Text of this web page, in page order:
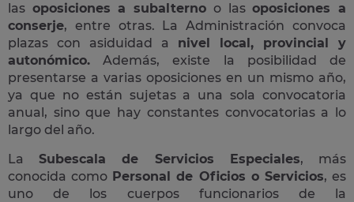
las oposiciones a subalterno o lasoposiciones a
conserje, entre otras. La Administración convoca
plazas con asiduidad a nivel local, provincial y
autonómico. Además, existe la posibilidad de
presentarse a varias oposiciones en un mismo año,
ya que no están sujetas a una sola convocatoria
anual, sino que hay constantes convocatorias a lo
largo del año.
LaSubescala de Servicios Especiales, más
conocida como Personal de Oficios o Servicios, es
uno de los cuerpos funcionarios de la